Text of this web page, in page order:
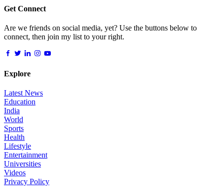
Get Connect
Are we friends on social media, yet? Use the buttons below to
connect, then join my list to your right.
Explore
Latest News
Education
India
World
Sports
Health
Lifestyle
Entertainment
Universities
Videos
Privacy Policy